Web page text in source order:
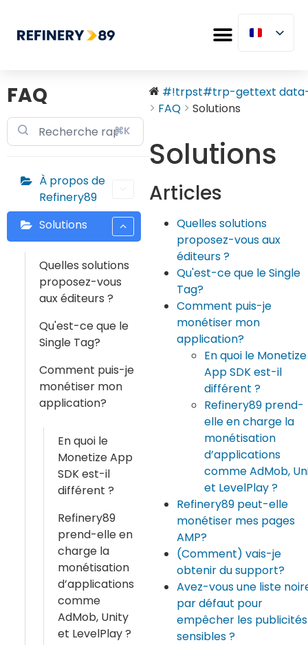
FAQ
⌘K
À propos de
Refinery89
Solutions
Quelles solutions
proposez-vous
aux éditeurs ?
Qu'est-ce que le
Single Tag?
Comment puis-je
monétiser mon
application?
En quoi le
Monetize App
SDK est-il
différent ?
Refinery89
prend-elle en
charge la
monétisation
d’applications
comme
AdMob, Unity
et LevelPlay ?
#!trpst#trp-gettext
FAQ
Solutions
Solutions
Articles
Quelles solutions
proposez-vous aux
éditeurs ?
Qu'est-ce que le Single
Tag?
Comment puis-je
monétiser mon
application?
En quoi le Monetize
App SDK est-il
différent ?
Refinery89 prend-
elle en charge la
monétisation
d’applications
comme AdMob,
et LevelPlay ?
Refinery89 peut-elle
monétiser mes pages
AMP?
(Comment) vais-je
obtenir du support?
Avez-vous une liste
par défaut pour
empêcher les publicités
sensibles ?